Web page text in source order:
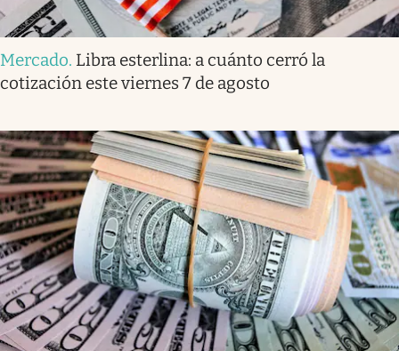
Mercado. Libra esterlina: a cuánto cerró la
cotización este viernes 7 de agosto